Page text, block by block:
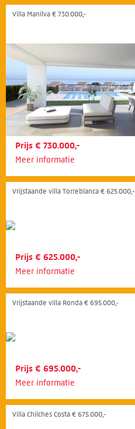
Villa Manilva € 730.000,-
Prijs € 730.000,-
Meer informatie
Vrijstaande villa Torreblanca € 625.000,-
Prijs € 625.000,-
Meer informatie
Vrijstaande villa Ronda € 695.000,-
Prijs € 695.000,-
Meer informatie
Villa Chilches Costa € 675.000,-